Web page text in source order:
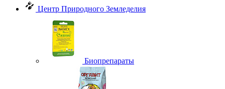
Центр Природного Земледелия
Биопрепараты